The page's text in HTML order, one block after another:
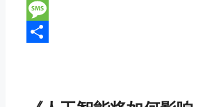
Line
Message